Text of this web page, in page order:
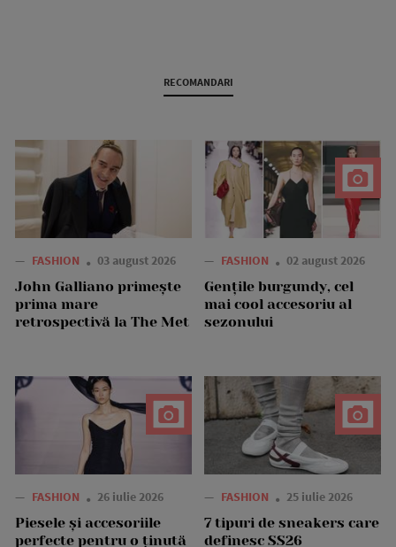
RECOMANDARI
— FASHION 03 august 2026
John Galliano primește
prima mare
retrospectivă la The Met
— FASHION 02 august 2026
Gențile burgundy, cel
mai cool accesoriu al
sezonului
— FASHION 26 iulie 2026
Piesele și accesoriile
perfecte pentru o ținută
— FASHION 25 iulie 2026
7 tipuri de sneakers care
definesc SS26